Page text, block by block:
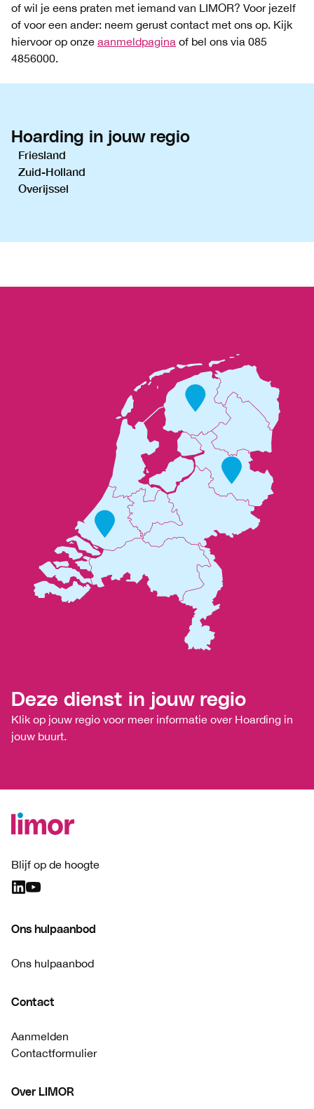
of wil je eens praten met iemand van LIMOR? Voor jezelf
of voor een ander: neem gerust contact met ons op. Kijk
hiervoor op onze aanmeldpagina of bel ons via 085
4856000.
Hoarding in jouw regio
Friesland
Zuid-Holland
Overijssel
Deze dienst in jouw regio
Klik op jouw regio voor meer informatie over Hoarding in
jouw buurt.
Blijf op de hoogte
Ons hulpaanbod
Ons hulpaanbod
Contact
Aanmelden
Contactformulier
Over LIMOR